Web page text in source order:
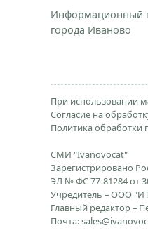
Информационный
города Иваново
При использовании
Согласие на
Политика обработки
СМИ "Ivanovocat"
Зарегистрировано
ЭЛ № ФС 77-81284 от
Учредитель – ООО
Главный редактор –
Почта: